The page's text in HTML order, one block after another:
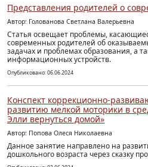
Представления родителей о
Автор: Голованова Светлана Валерьевна
Статья освещает проблемы,
современных родителей об
задачах и проблемах образования, а
информационных устройств.
Опубликовано: 06.06.2024
Конспект коррекционно-
развитию мелкой моторики в
Элли вернуться домой»
Автор: Попова Олеся Николаевна
Данное занятие направлено на
дошкольного возраста через сказку